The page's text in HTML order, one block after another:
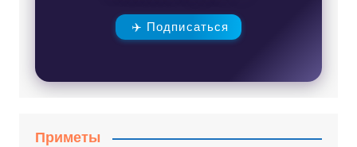
✈️ Подписаться
Приметы